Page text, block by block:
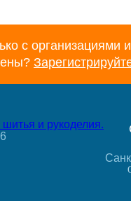
с организациями